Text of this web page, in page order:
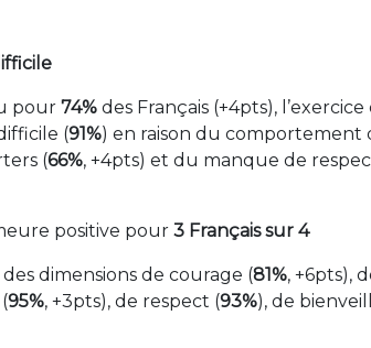
pour 74% des Français (+4pts),
(91%) en raison du comportement
(66%, +4pts) et du manque de
positive pour 3 Français sur 4
dimensions de courage (81%, +6pts),
95%, +3pts), de respect (93%), de